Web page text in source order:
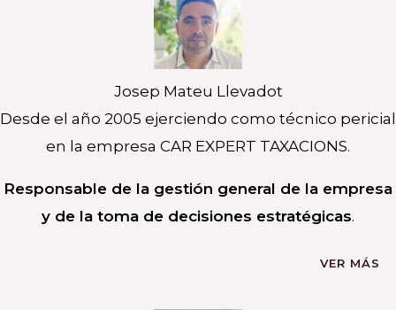
Josep Mateu Llevadot
Desde el año 2005 ejerciendo como técnico pericial
en la empresa CAR EXPERT TAXACIONS.
Responsable de la gestión general de la empresa
y de la toma de decisiones estratégicas.
VER MÁS